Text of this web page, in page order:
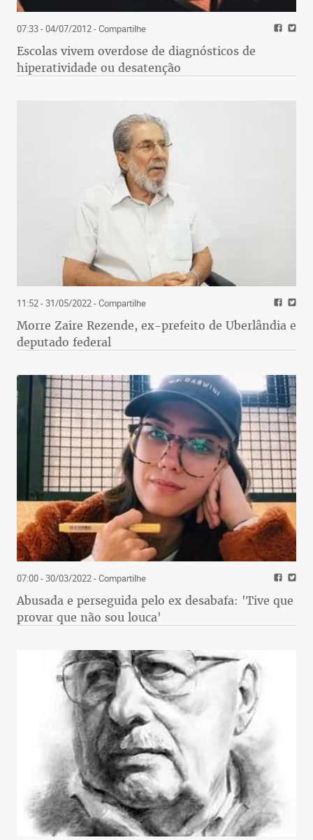
07:33 - 04/07/2012- Compartilhe
Escolas vivem overdose de diagnósticos de
hiperatividade ou desatenção
11:52 - 31/05/2022- Compartilhe
Morre Zaire Rezende, ex-prefeito de Uberlândia e
deputado federal
07:00 - 30/03/2022- Compartilhe
Abusada e perseguida pelo ex desabafa: 'Tive que
provar que não sou louca'